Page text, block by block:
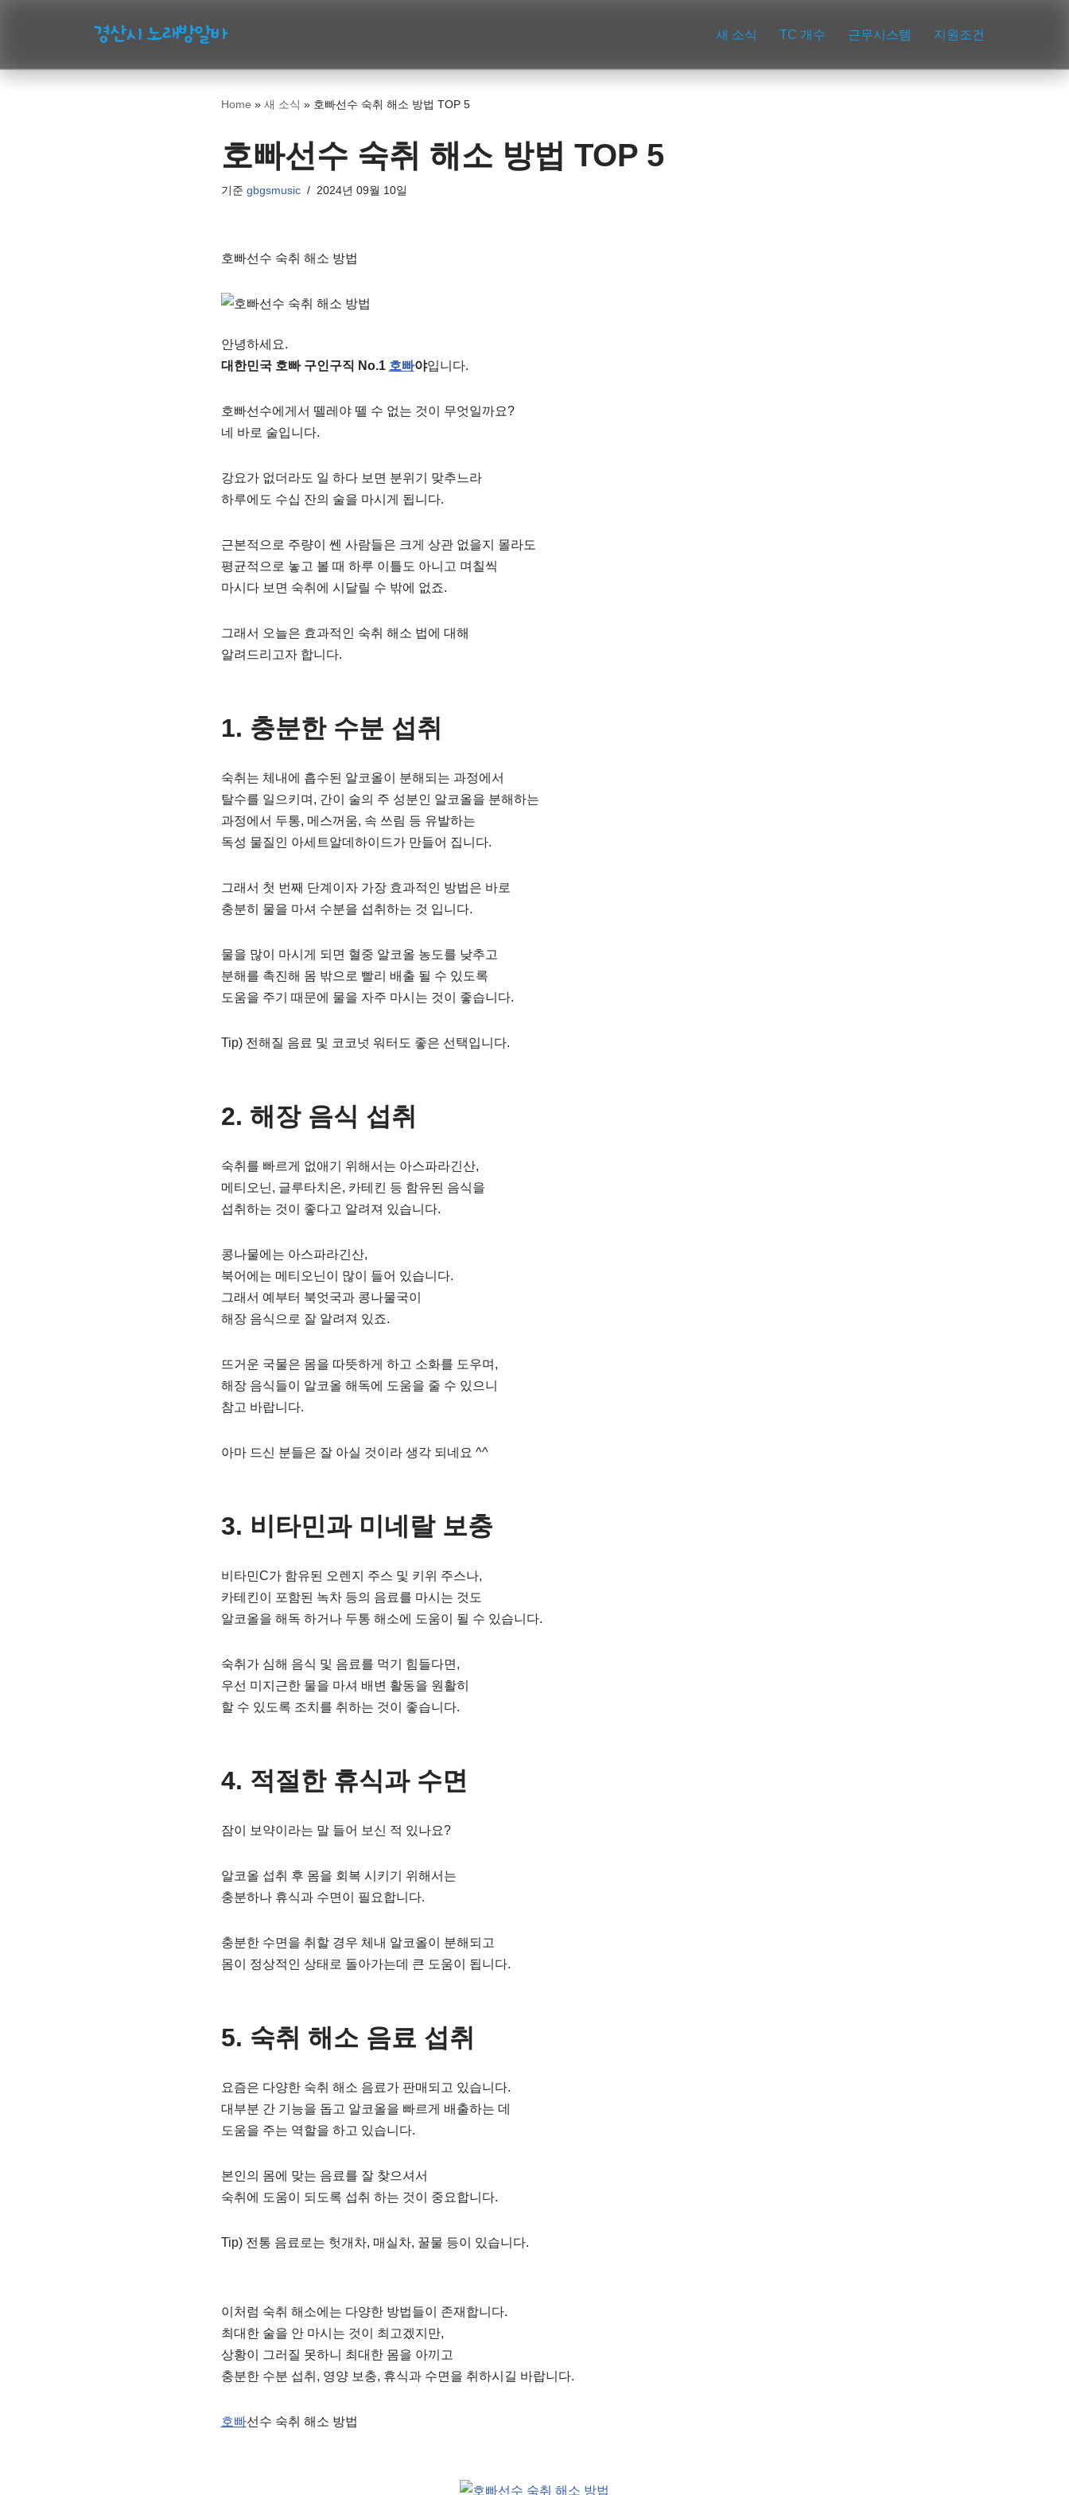
텐
새 소식 TC 개수 근무시스템 지원조건
Home » 새 소식 » 호빠선수 숙취 해소 방법 TOP 5
호빠선수 숙취 해소 방법 TOP 5
기준 gbgsmusic 2024년 09월 10일
호빠선수 숙취 해소 방법
안녕하세요.
대한민국 호빠 구인구직 No.1 호빠야입니다.
호빠선수에게서 뗄레야 뗄 수 없는 것이 무엇일까요?
네 바로 술입니다.
강요가 없더라도 일 하다 보면 분위기 맞추느라
하루에도 수십 잔의 술을 마시게 됩니다.
근본적으로 주량이 쎈 사람들은 크게 상관 없을지 몰라도
평균적으로 놓고 볼 때 하루 이틀도 아니고 며칠씩
마시다 보면 숙취에 시달릴 수 밖에 없죠.
그래서 오늘은 효과적인 숙취 해소 법에 대해
알려드리고자 합니다.
1. 충분한 수분 섭취
숙취는 체내에 흡수된 알코올이 분해되는 과정에서
탈수를 일으키며, 간이 술의 주 성분인 알코올을 분해하는
과정에서 두통, 메스꺼움, 속 쓰림 등 유발하는
독성 물질인 아세트알데하이드가 만들어 집니다.
그래서 첫 번째 단계이자 가장 효과적인 방법은 바로
충분히 물을 마셔 수분을 섭취하는 것 입니다.
물을 많이 마시게 되면 혈중 알코올 농도를 낮추고
분해를 촉진해 몸 밖으로 빨리 배출 될 수 있도록
도움을 주기 때문에 물을 자주 마시는 것이 좋습니다.
Tip) 전해질 음료 및 코코넛 워터도 좋은 선택입니다.
2. 해장 음식 섭취
숙취를 빠르게 없애기 위해서는 아스파라긴산,
메티오닌, 글루타치온, 카테킨 등 함유된 음식을
섭취하는 것이 좋다고 알려져 있습니다.
콩나물에는 아스파라긴산,
북어에는 메티오닌이 많이 들어 있습니다.
그래서 예부터 북엇국과 콩나물국이
해장 음식으로 잘 알려져 있죠.
뜨거운 국물은 몸을 따뜻하게 하고 소화를 도우며,
해장 음식들이 알코올 해독에 도움을 줄 수 있으니
참고 바랍니다.
아마 드신 분들은 잘 아실 것이라 생각 되네요 ^^
3. 비타민과 미네랄 보충
비타민C가 함유된 오렌지 주스 및 키위 주스나,
카테킨이 포함된 녹차 등의 음료를 마시는 것도
알코올을 해독 하거나 두통 해소에 도움이 될 수 있습니다.
숙취가 심해 음식 및 음료를 먹기 힘들다면,
우선 미지근한 물을 마셔 배변 활동을 원활히
할 수 있도록 조치를 취하는 것이 좋습니다.
4. 적절한 휴식과 수면
잠이 보약이라는 말 들어 보신 적 있나요?
알코올 섭취 후 몸을 회복 시키기 위해서는
충분하나 휴식과 수면이 필요합니다.
충분한 수면을 취할 경우 체내 알코올이 분해되고
몸이 정상적인 상태로 돌아가는데 큰 도움이 됩니다.
5. 숙취 해소 음료 섭취
요즘은 다양한 숙취 해소 음료가 판매되고 있습니다.
대부분 간 기능을 돕고 알코올을 빠르게 배출하는 데
도움을 주는 역할을 하고 있습니다.
본인의 몸에 맞는 음료를 잘 찾으셔서
숙취에 도움이 되도록 섭취 하는 것이 중요합니다.
Tip) 전통 음료로는 헛개차, 매실차, 꿀물 등이 있습니다.
이처럼 숙취 해소에는 다양한 방법들이 존재합니다.
최대한 술을 안 마시는 것이 최고겠지만,
상황이 그러질 못하니 최대한 몸을 아끼고
충분한 수분 섭취, 영양 보충, 휴식과 수면을 취하시길 바랍니다.
호빠선수 숙취 해소 방법